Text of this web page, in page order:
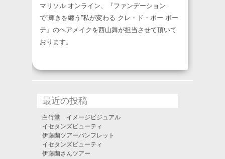
マリソル オンライン、『ファンデーション
で”輝きを纏う”私が変わる クレ・ド・ポー ボー
テ』のヘアメイクを西山舞が担当させて頂いて
おります。
最近の投稿
白竹堂 イメージビジュアル
イセタンズビューティ
伊藤蘭ツアーパンフレット
イセタンズビューティ
伊藤蘭さんツアー